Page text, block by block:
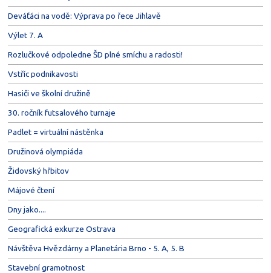
Deváťáci na vodě: Výprava po řece Jihlavě
Výlet 7. A
Rozlučkové odpoledne ŠD plné smíchu a radosti!
Vstříc podnikavosti
Hasiči ve školní družině
30. ročník futsalového turnaje
Padlet = virtuální nástěnka
Družinová olympiáda
Židovský hřbitov
Májové čtení
Dny jako....
Geografická exkurze Ostrava
Návštěva Hvězdárny a Planetária Brno - 5. A, 5. B
Stavební gramotnost